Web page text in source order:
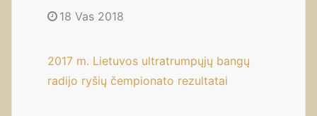
18 Vas 2018
2017 m. Lietuvos ultratrumpųjų bangų
radijo ryšių čempionato rezultatai